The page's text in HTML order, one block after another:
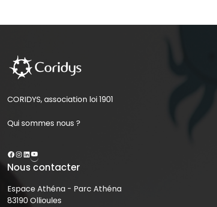
CORIDYS, association loi 1901
Qui sommes nous ?
Nous contacter
Espace Athéna - Parc Athéna
83190 Ollioules